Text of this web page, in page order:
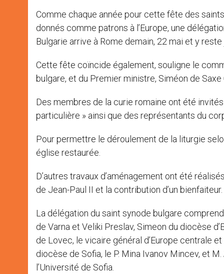
Comme chaque année pour cette fête des
donnés comme patrons à l’Europe, une
Bulgarie arrive à Rome demain, 22 mai et y reste
Cette fête coïncide également, souligne le
bulgare, et du Premier ministre, Siméon de
Des membres de la curie romaine ont été
particulière » ainsi que des représentants du
Pour permettre le déroulement de la liturgie
église restaurée.
D’autres travaux d’aménagement ont été
de Jean-Paul II et la contribution d’un bienfaiteur.
La délégation du saint synode bulgare
de Varna et Veliki Preslav, Simeon du diocèse
de Lovec, le vicaire général d’Europe centrale
diocèse de Sofia, le P. Mina Ivanov Mincev, et
l’Université de Sofia.